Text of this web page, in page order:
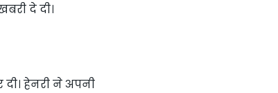
दे दी।
हेनरी ने अपनी